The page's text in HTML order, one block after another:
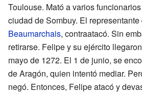
Toulouse. Mató a varios
ciudad de Sombuy. El representante
Beaumarchais, contraatacó. Sin
retirarse. Felipe y su ejército
mayo de 1272. El 1 de junio, se
de Aragón, quien intentó mediar.
negó. Entonces, Felipe atacó y